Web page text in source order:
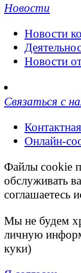
Новости
Новости
Новости
Связаться с
Онлайн-
Файлы cookie
обслуживать
соглашаетесь
Мы не будем
личную
куки)